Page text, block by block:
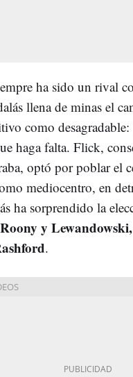
ha sido un rival
llena de minas el
como desagradable:
haga falta. Flick,
optó por poblar el
mediocentro, en
ha sorprendido la
Roony y
.